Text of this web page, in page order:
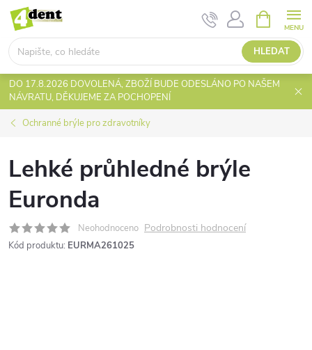
Přejít
obsah
HLEDAT
NÁKUPNÍ
KOŠÍK
DO 17.8.2026 DOVOLENÁ, ZBOŽÍ BUDE ODESLÁNO PO NAŠEM
NÁVRATU, DĚKUJEME ZA POCHOPENÍ
Ochranné brýle pro zdravotníky
Lehké průhledné brýle
Euronda
Neohodnoceno Podrobnosti hodnocení
Kód produktu: EURMA261025